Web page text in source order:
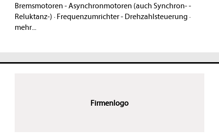
Bremsmotoren - Asynchronmotoren (auch Synchron- -
Reluktanz-) · Frequenzumrichter - Drehzahlsteuerung ·
mehr...
Firmenlogo